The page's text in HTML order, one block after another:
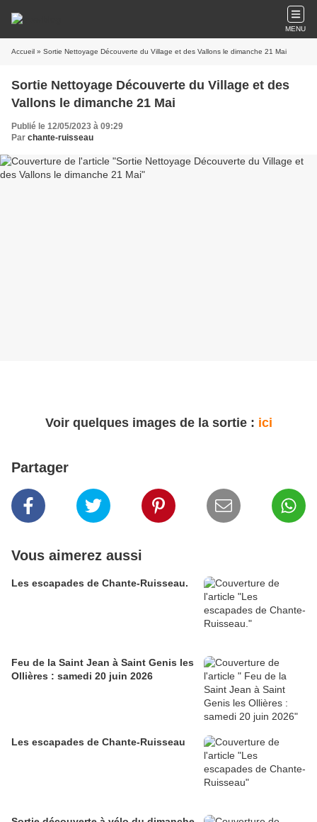
MENU
Accueil » Sortie Nettoyage Découverte du Village et des Vallons le dimanche 21 Mai
Sortie Nettoyage Découverte du Village et des
Vallons le dimanche 21 Mai
Publié le 12/05/2023 à 09:29
Par chante-ruisseau
Voir quelques images de la sortie : ici
Partager
Vous aimerez aussi
Les escapades de Chante-Ruisseau.
Feu de la Saint Jean à Saint Genis les
Ollières : samedi 20 juin 2026
Les escapades de Chante-Ruisseau